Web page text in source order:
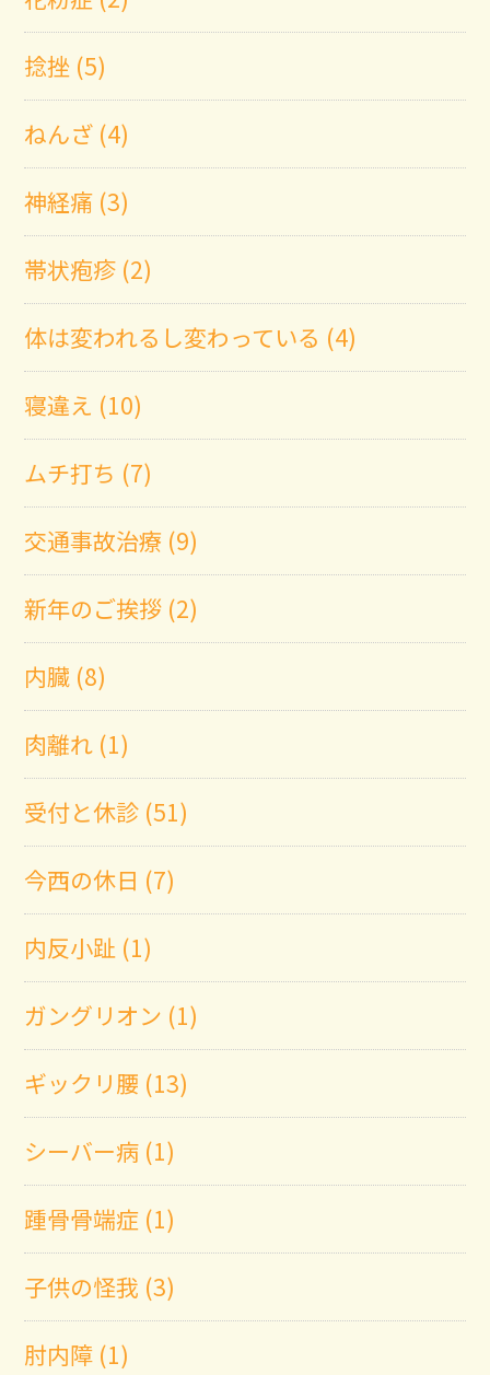
捻挫 (5)
ねんざ (4)
神経痛 (3)
帯状疱疹 (2)
体は変われるし変わっている (4)
寝違え (10)
ムチ打ち (7)
交通事故治療 (9)
新年のご挨拶 (2)
内臓 (8)
肉離れ (1)
受付と休診 (51)
今西の休日 (7)
内反小趾 (1)
ガングリオン (1)
ギックリ腰 (13)
シーバー病 (1)
踵骨骨端症 (1)
子供の怪我 (3)
肘内障 (1)